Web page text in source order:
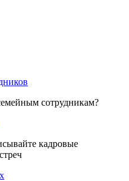
сотрудникам?
кадровые